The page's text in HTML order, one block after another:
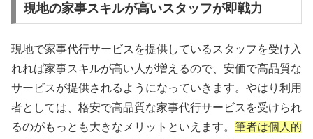
現地の家事スキルが高いスタッフが即戦力
現地で家事代行サービスを提供しているスタッフを受け入
れれば家事スキルが高い人が増えるので、安価で高品質な
サービスが提供されるようになっていきます。やはり利用
者としては、格安で高品質な家事代行サービスを受けられ
るのがもっとも大きなメリットといえます。 筆者は個人的